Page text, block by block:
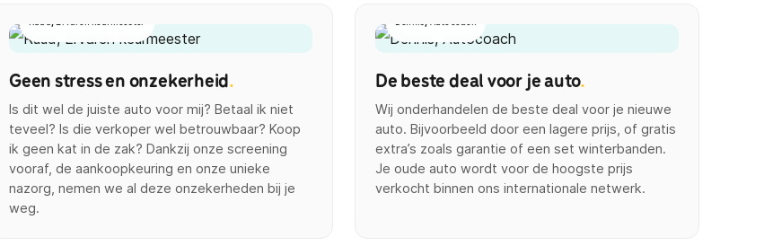
Ruud, Ervaren keurmeester
Geen stress en onzekerheid.
Is dit wel de juiste auto voor mij? Betaal ik niet
teveel? Is die verkoper wel betrouwbaar? Koop
ik geen kat in de zak? Dankzij onze screening
vooraf, de aankoopkeuring en onze unieke
nazorg, nemen we al deze onzekerheden bij je
weg.
Dennis, Autocoach
De beste deal voor je auto.
Wij onderhandelen de beste deal voor je nieuwe
auto. Bijvoorbeeld door een lagere prijs, of gratis
extra’s zoals garantie of een set winterbanden.
Je oude auto wordt voor de hoogste prijs
verkocht binnen ons internationale netwerk.